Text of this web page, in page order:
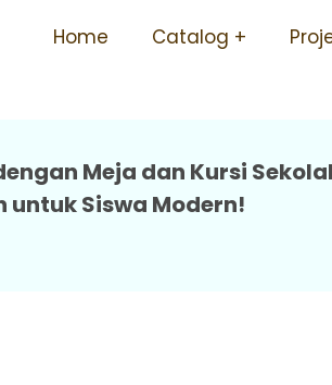
Home Catalog
Tahan
Meja dan Kursi
untuk Siswa Modern!